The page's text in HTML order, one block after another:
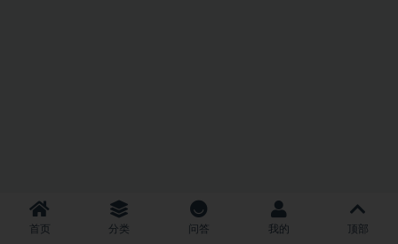
首页 分类 问答 我的 顶部